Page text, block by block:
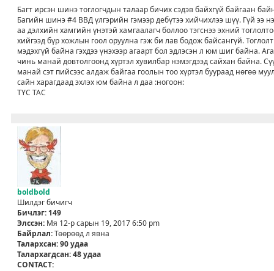
_
U
S
E
R
э
х
ч
л
э
г
Багт ирсэн шинэ тоглогчдын талаар бичих сэдэв байхгүй байгаан
Багийн шинэ #4 ВВД үлгэрийн гэмээр дебүтээ хийчихлээ шүү. Гүй ээ
аа дэлхийн хамгийн үнэтэй хамгаалагч боллоо тэгснээ эхний
хийгээд бүр хожлын гоол оруулна гэж би лав бодож байсангүй.
мэдэхгүй байна гэхдээ үнэхээр агаарт бол эдлэсэн л юм шиг байна.
чинь манай довтолгоонд хүртэл хувилбар нэмэгдээд сайхан байна.
манай сэт пийсээс алдаж байгаа гоолын тоо хүртэл буураад нөгөө
сайн харагдаад эхлэх юм байна л даа :ногоон:
ТҮС ТАС
boldbold
Шилдэг бичигч
Бичлэг: 149
Элссэн: Мя 12-р сарын 19, 2017 6:50 pm
Байрлал:Төөрөөд л явна
Талархсан:90 удаа
Талархагдсан:48 удаа
CONTACT: